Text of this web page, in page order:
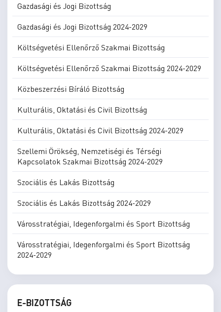
Gazdasági és Jogi Bizottság
Gazdasági és Jogi Bizottság 2024-2029
Költségvetési Ellenőrző Szakmai Bizottság
Költségvetési Ellenőrző Szakmai Bizottság 2024-2029
Közbeszerzési Bíráló Bizottság
Kulturális, Oktatási és Civil Bizottság
Kulturális, Oktatási és Civil Bizottság 2024-2029
Szellemi Örökség, Nemzetiségi és Térségi
Kapcsolatok Szakmai Bizottság 2024-2029
Szociális és Lakás Bizottság
Szociális és Lakás Bizottság 2024-2029
Városstratégiai, Idegenforgalmi és Sport Bizottság
Városstratégiai, Idegenforgalmi és Sport Bizottság
2024-2029
E-BIZOTTSÁG